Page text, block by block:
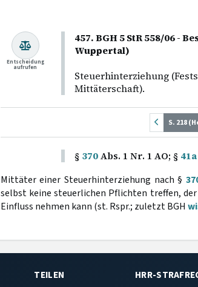
457. BGH 5 StR 558/06 -
Wuppertal)
Steuerhinterziehung
Mittäterschaft).
Entscheidung
aufrufen
S. 218
§ 370Abs. 1 Nr. 1 AO; § 41a
Mittäter einer Steuerhinterziehung nach §
selbst keine steuerlichen Pflichten treffen,
Einfluss nehmen kann (st. Rspr.; zuletzt BGH
TEILEN HRR-